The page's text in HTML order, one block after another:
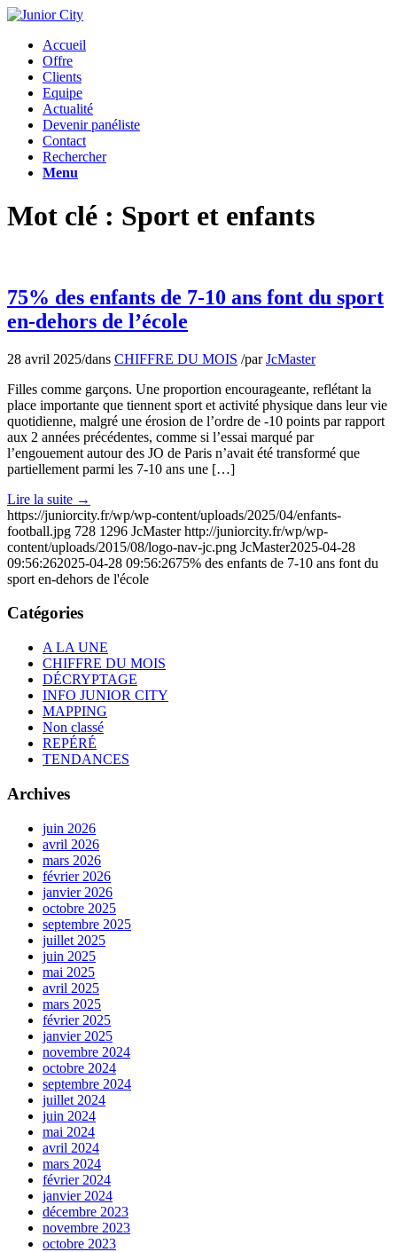
Accueil
Offre
Clients
Equipe
Actualité
Devenir panéliste
Contact
Rechercher
Menu
Mot clé : Sport et enfants
75% des enfants de 7-10 ans font du sport
en-dehors de l’école
28 avril 2025/dans CHIFFRE DU MOIS /parJcMaster
Filles comme garçons. Une proportion encourageante, reflétant la
place importante que tiennent sport et activité physique dans leur vie
quotidienne, malgré une érosion de l’ordre de -10 points par rapport
aux 2 années précédentes, comme si l’essai marqué par
l’engouement autour des JO de Paris n’avait été transformé que
partiellement parmi les 7-10 ans une […]
Lire la suite →
https://juniorcity.fr/wp/wp-content/uploads/2025/04/enfants-
football.jpg 728 1296 JcMaster http://juniorcity.fr/wp/wp-
content/uploads/2015/08/logo-nav-jc.png JcMaster2025-04-28
09:56:262025-04-28 09:56:2675% des enfants de 7-10 ans font du
sport en-dehors de l'école
Catégories
A LA UNE
CHIFFRE DU MOIS
DÉCRYPTAGE
INFO JUNIOR CITY
MAPPING
Non classé
REPÉRÉ
TENDANCES
Archives
juin 2026
avril 2026
mars 2026
février 2026
janvier 2026
octobre 2025
septembre 2025
juillet 2025
juin 2025
mai 2025
avril 2025
mars 2025
février 2025
janvier 2025
novembre 2024
octobre 2024
septembre 2024
juillet 2024
juin 2024
mai 2024
avril 2024
mars 2024
février 2024
janvier 2024
décembre 2023
novembre 2023
octobre 2023